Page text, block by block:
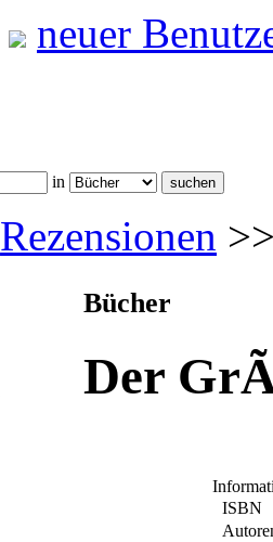
neuer
in
Rezensionen
Bücher
Der
ISBN